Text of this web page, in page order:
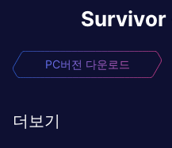
Survivor
PC버전 다운로드
더보기